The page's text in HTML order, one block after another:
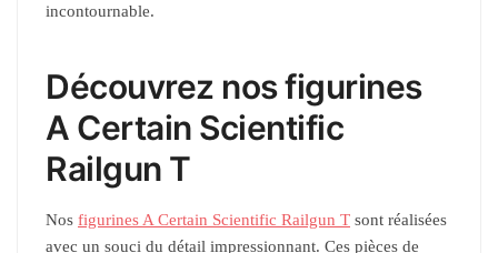
incontournable.
Découvrez nos figurines
A Certain Scientific
Railgun T
Nos figurines A Certain Scientific Railgun T sont réalisées
avec un souci du détail impressionnant. Ces pièces de